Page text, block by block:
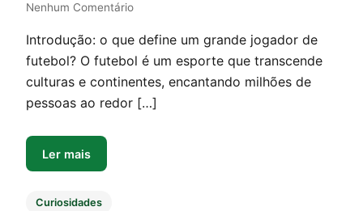
Nenhum Comentário
Introdução: o que define um grande jogador de
futebol? O futebol é um esporte que transcende
culturas e continentes, encantando milhões de
pessoas ao redor […]
Ler mais
Curiosidades